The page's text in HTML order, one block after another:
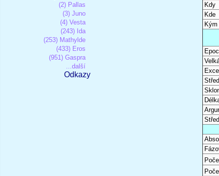
(2) Pallas
(3) Juno
(4) Vesta
(243) Ida
(253) Mathylde
(433) Eros
(951) Gaspra
...další
Odkazy
Kdy
Kde
Kým